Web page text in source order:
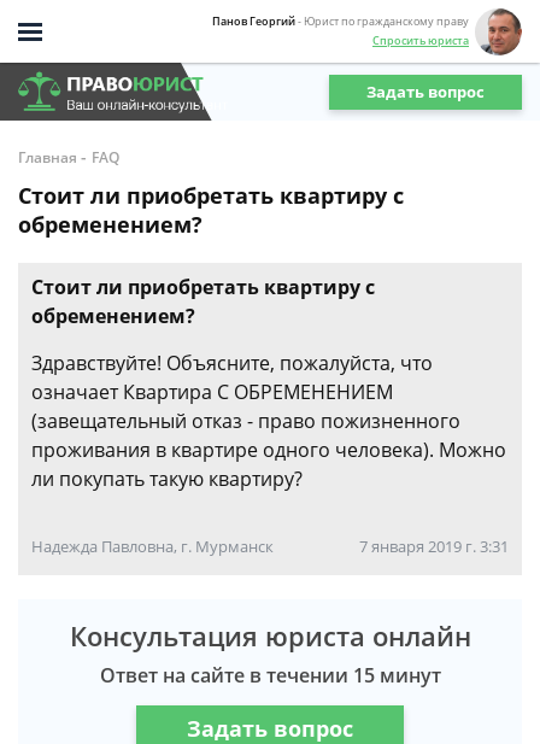
Панов Георгий- Юрист по гражданскому праву
Спросить юриста
Задать вопрос
Главная - FAQ
Стоит ли приобретать квартиру с
обременением?
Стоит ли приобретать квартиру с
обременением?
Здравствуйте! Объясните, пожалуйста, что
означает Квартира С ОБРЕМЕНЕНИЕМ
(завещательный отказ - право пожизненного
проживания в квартире одного человека). Можно
ли покупать такую квартиру?
Надежда Павловна, г. Мурманск 7 января 2019 г. 3:31
Консультация юриста онлайн
Ответ на сайте в течении 15 минут
Задать вопрос